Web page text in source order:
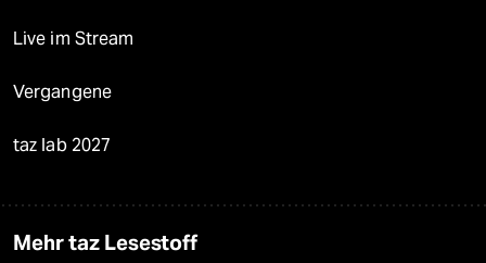
Live im Stream
Vergangene
taz lab 2027
Mehr taz Lesestoff